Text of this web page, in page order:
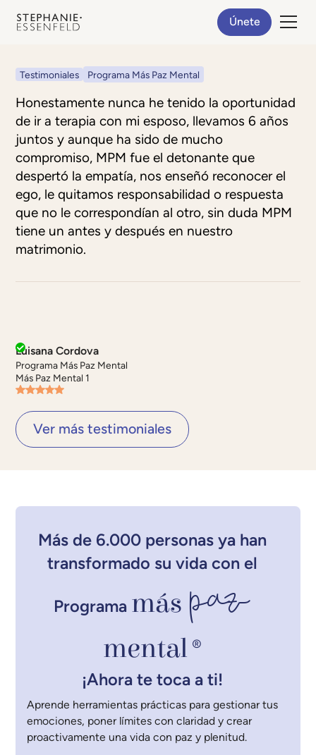
Únete
Testimoniales Programa Más Paz Mental
Honestamente nunca he tenido la oportunidad
de ir a terapia con mi esposo, llevamos 6 años
juntos y aunque ha sido de mucho
compromiso, MPM fue el detonante que
despertó la empatía, nos enseñó reconocer el
ego, le quitamos responsabilidad o respuesta
que no le correspondían al otro, sin duda MPM
tiene un antes y después en nuestro
matrimonio.
Luisana Cordova
Programa Más Paz Mental
Más Paz Mental 1
Ver más testimoniales
Más de 6.000 personas ya han
transformado su vida con el
Programa más paz
mental ®
¡Ahora te toca a ti!
Aprende herramientas prácticas para gestionar tus
emociones, poner límites con claridad y crear
proactivamente una vida con paz y plenitud.